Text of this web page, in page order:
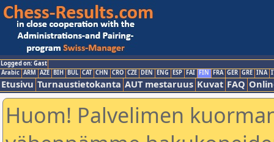
Logged on: Gast
Arabic ARM AZE BIH BUL CAT CHN CRO CZE DEN ENG ESP FAI FIN FRA GER GRE INA
Etusivu Turnaustietokanta AUT mestaruus Kuvat FAQ
Huom! Palvelimen